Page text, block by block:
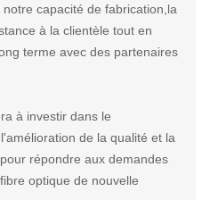
capacité de fabrication,la
à la clientèle tout en
terme avec des partenaires
à investir dans le
de la qualité et la
répondre aux demandes
optique de nouvelle